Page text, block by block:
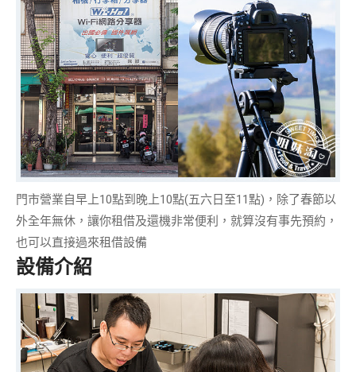
門市營業自早上10點到晚上10點(五六日至11點)，除了春節以
外全年無休 ，讓你租借及還機非常便利，就算沒有事先預約，
也可以直接過來租借設備
設備介紹